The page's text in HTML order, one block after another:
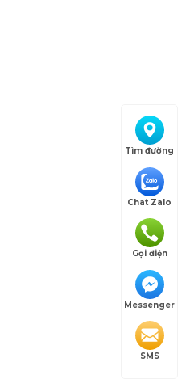
Tìm đường
Chat Zalo
Gọi điện
Messenger
SMS